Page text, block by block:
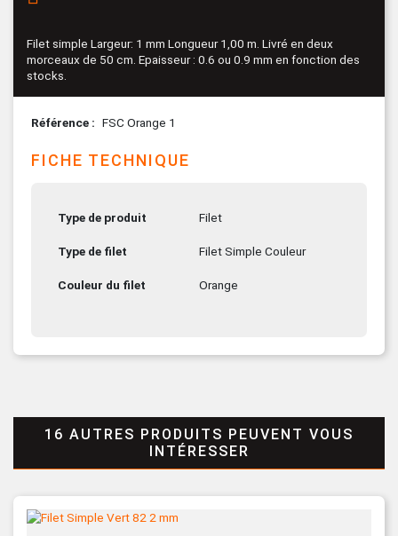
Filet simple Largeur: 1 mm Longueur 1,00 m. Livré en deux
morceaux de 50 cm. Epaisseur : 0.6 ou 0.9 mm en fonction des
stocks.
Référence FSC Orange 1
FICHE TECHNIQUE
Type de produit Filet
Type de filet Filet Simple Couleur
Couleur du filet Orange
16 AUTRES PRODUITS PEUVENT VOUS
INTÉRESSER